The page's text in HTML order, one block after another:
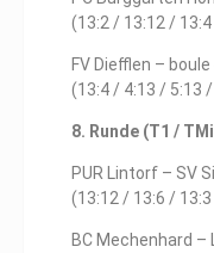
(13:2 / 13:12 /
FV Diefflen –
(13:4 / 4:13 / 5:13
8. Runde (T1 /
PUR Lintorf – SV
(13:12 / 13:6 /
BC Mechenhard –